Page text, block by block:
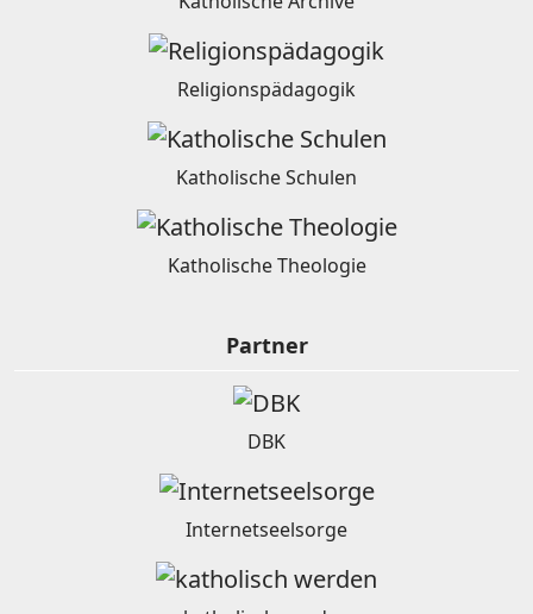
Religionspädagogik
Katholische Schulen
Katholische Theologie
Partner
DBK
Internetseelsorge